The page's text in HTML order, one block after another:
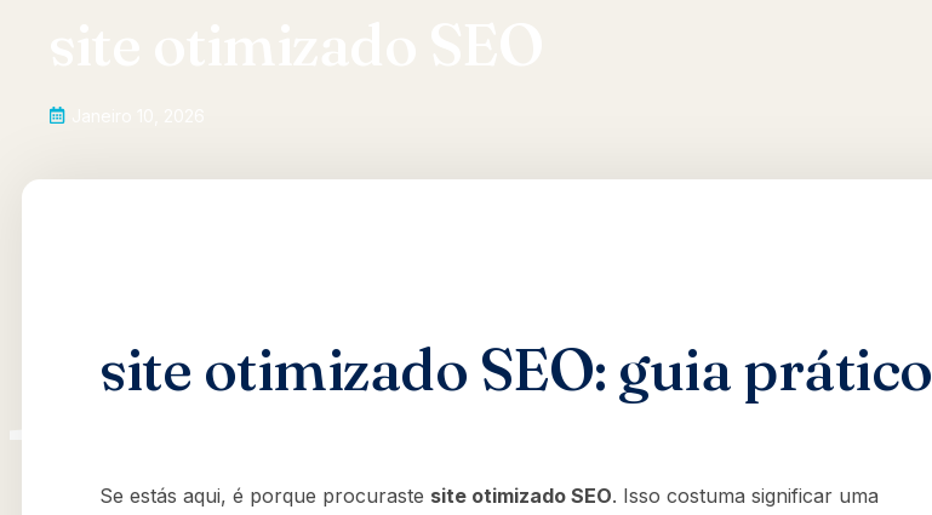
site otimizado SEO: guia prático
Se estás aqui, é porque procuraste site otimizado SEO. Isso costuma significar uma